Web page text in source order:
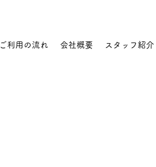
ご利用の流れ 会社概要 スタッフ紹介